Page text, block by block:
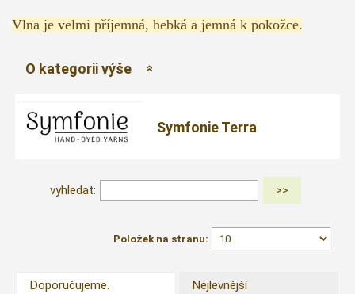
Vlna je velmi příjemná, hebká a jemná k pokožce.
O kategorii výše
Symfonie Terra
vyhledat:
Položek na stranu:
Doporučujeme. Nejlevnější